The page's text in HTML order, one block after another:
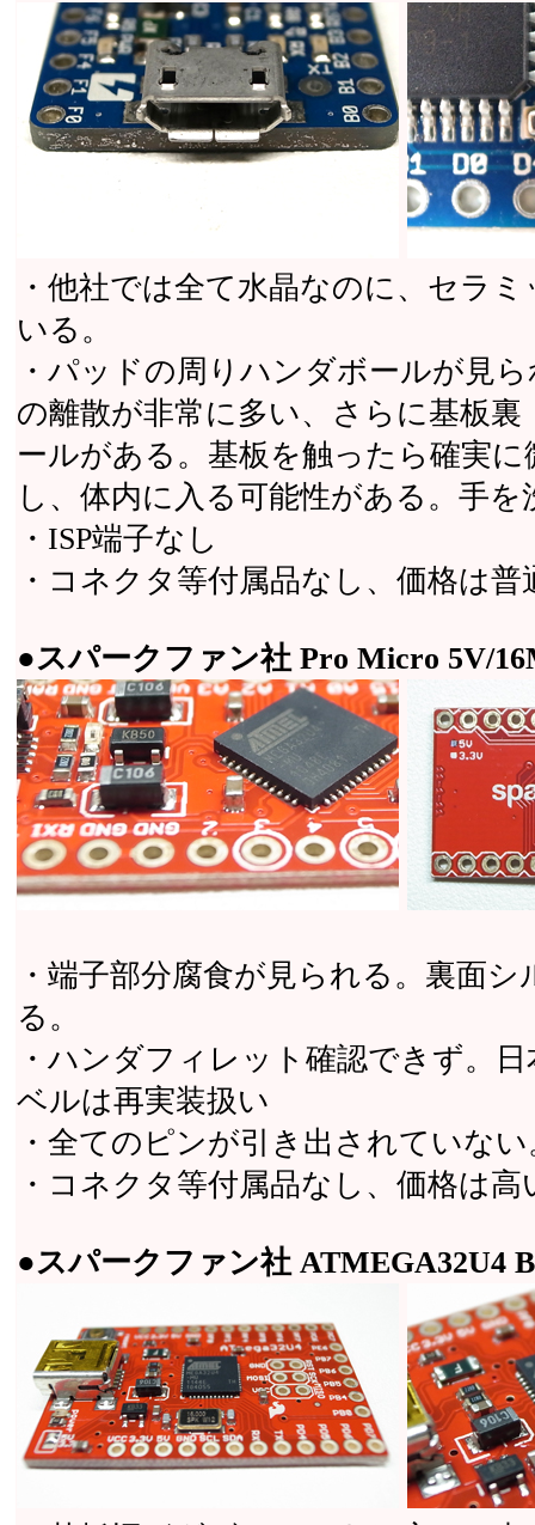
・他社では全て水晶なのに、セラ
いる。
・パッドの周りハンダボールが見
の離散が非常に多い、さらに基板
ールがある。基板を触ったら確実
し、体内に入る可能性がある。手
・ISP端子なし
・コネクタ等付属品なし、価格は普
●スパークファン社 Pro Micro 5V/
・端子部分腐食が見られる。裏面
る。
・ハンダフィレット確認できず。
ベルは再実装扱い
・全てのピンが引き出されていな
・コネクタ等付属品なし、価格は高
●スパークファン社 ATMEGA32U4